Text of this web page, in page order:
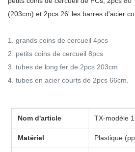
(203cm) et 2pcs 26' les barres d'acier
1. grands coins de cercueil 4pcs
2. petits coins de cercueil 8pcs
3. tubes de long fer de 2pcs 203cm
4. tubes en acier courts de 2pcs 66cm.
Nom d'article TX-modèle
Matériel Plastique